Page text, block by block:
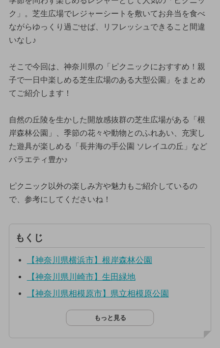
ク」。芝生広場でレジャーシートを敷いてお弁当を食べ
ながらゆっくり過ごせば、リフレッシュできること間違
いなし♪
そこで今回は、神奈川県の「ピクニックにおすすめ！親
子で一日中楽しめる芝生広場のある大型公園」をまとめ
てご紹介します！
自然の丘陵を生かした開放感抜群の芝生広場がある「根
岸森林公園」、季節の花々や動物とのふれあい、充実し
た遊具が楽しめる「長井海の手公園 ソレイユの丘」など
バラエティ豊か♪
ピクニック以外の楽しみ方や魅力もご紹介しているの
で、参考にしてくださいね！
もくじ
【神奈川県横浜市】根岸森林公園
【神奈川県川崎市】生田緑地
【神奈川県相模原市】県立相模原公園
もっと見る